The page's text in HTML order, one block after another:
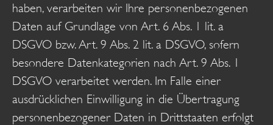
haben, verarbeiten wir Ihre personenbezogenen
Daten auf Grundlage von Art. 6 Abs. 1 lit. a
DSGVO bzw. Art. 9 Abs. 2 lit. a DSGVO, sofern
besondere Datenkategorien nach Art. 9 Abs. 1
DSGVO verarbeitet werden. Im Falle einer
ausdrücklichen Einwilligung in die Übertragung
personenbezogener Daten in Drittstaaten erfolgt